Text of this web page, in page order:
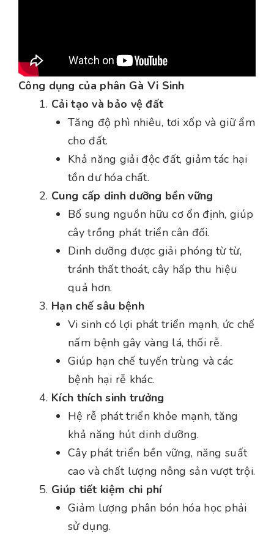
Công dụng của phân Gà Vi Sinh
Cải tạo và bảo vệ đất
Tăng độ phì nhiêu, tơi xốp và giữ ẩm
cho đất.
Khả năng giải độc đất, giảm tác hại
tồn dư hóa chất.
Cung cấp dinh dưỡng bền vững
Bổ sung nguồn hữu cơ ổn định, giúp
cây trồng phát triển cân đối.
Dinh dưỡng được giải phóng từ từ,
tránh thất thoát, cây hấp thu hiệu
quả hơn.
Hạn chế sâu bệnh
Vi sinh có lợi phát triển mạnh, ức chế
nấm bệnh gây vàng lá, thối rễ.
Giúp hạn chế tuyến trùng và các
bệnh hại rễ khác.
Kích thích sinh trưởng
Hệ rễ phát triển khỏe mạnh, tăng
khả năng hút dinh dưỡng.
Cây phát triển bền vững, năng suất
cao và chất lượng nông sản vượt trội.
Giúp tiết kiệm chi phí
Giảm lượng phân bón hóa học phải
sử dụng.